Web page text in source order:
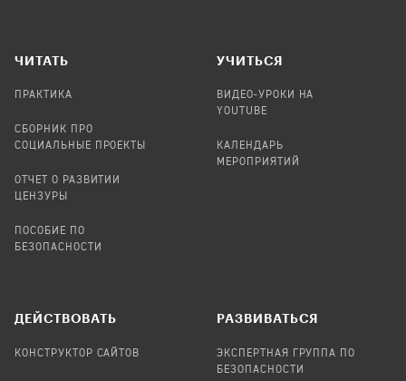
ЧИТАТЬ
ПРАКТИКА
СБОРНИК ПРО
СОЦИАЛЬНЫЕ ПРОЕКТЫ
ОТЧЕТ О РАЗВИТИИ
ЦЕНЗУРЫ
ПОСОБИЕ ПО
БЕЗОПАСНОСТИ
УЧИТЬСЯ
ВИДЕО-УРОКИ НА
YOUTUBE
КАЛЕНДАРЬ
МЕРОПРИЯТИЙ
ДЕЙСТВОВАТЬ
КОНСТРУКТОР САЙТОВ
РАЗВИВАТЬСЯ
ЭКСПЕРТНАЯ ГРУППА ПО
БЕЗОПАСНОСТИ